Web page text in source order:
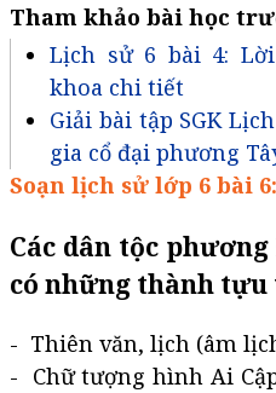
Tham khảo bài học
Lịch sử 6 bài 4:
khoa chi tiết
Giải bài tập SGK
gia cổ đại phương
Soạn lịch sử lớp 6 bài
Các dân tộc
có những thành tựu
- Thiên văn, lịch (âm
- Chữ tượng hình Ai